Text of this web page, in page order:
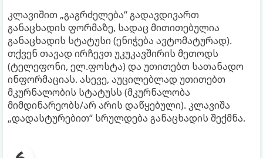
კლავიშით „გაგრძელება“ გადავდივართ
განაცხადის ფორმაზე, სადაც მითითებულია
განაცხადის სტატუსი (ენიჭება ავტომატურად).
თქვენ თავად ირჩევთ უკუკავშირის მეთოდს
(ტელეფონი, ელ.ფოსტა) და უთითებთ სათანადო
ინფორმაციას. ასევე, აუცილებლად უთითებთ
მკურნალობის სტატუსს (მკურნალობა
მიმდინარეობს/არ არის დაწყებული). კლავიშა
„დადასტურებით“ სრულდება განაცხადის შექმნა.